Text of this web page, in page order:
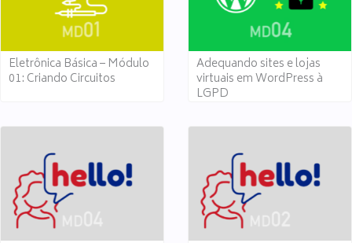
Eletrônica Básica – Módulo
01: Criando Circuitos
Adequando sites e lojas
virtuais em WordPress à
LGPD